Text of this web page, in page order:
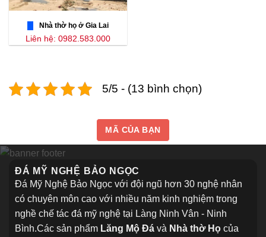
Nhà thờ họ ở Gia Lai
Liên hệ: 0982.583.000
5/5 - (13 bình chọn)
MÃ CỦA BẠN
ĐÁ MỸ NGHỆ BẢO NGỌC
Đá Mỹ Nghệ Bảo Ngọc với đội ngũ hơn 30 nghệ nhân
có chuyên môn cao với nhiều năm kinh nghiệm trong
nghề chế tác đá mỹ nghệ tại Làng Ninh Vân - Ninh
Bình.Các sản phẩm Lăng Mộ Đá và Nhà thờ Họ của